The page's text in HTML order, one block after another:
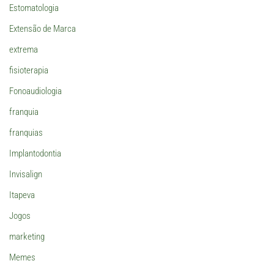
Estomatologia
Extensão de Marca
extrema
fisioterapia
Fonoaudiologia
franquia
franquias
Implantodontia
Invisalign
Itapeva
Jogos
marketing
Memes